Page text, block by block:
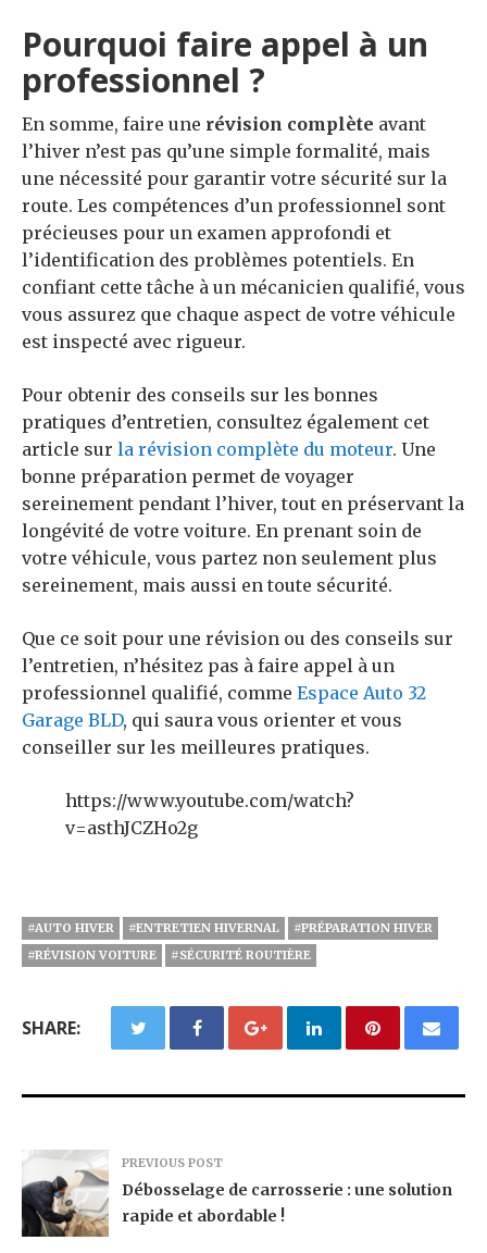
Pourquoi faire appel à un
professionnel ?
En somme, faire une révision complète avant
l’hiver n’est pas qu’une simple formalité, mais
une nécessité pour garantir votre sécurité sur la
route. Les compétences d’un professionnel sont
précieuses pour un examen approfondi et
l’identification des problèmes potentiels. En
confiant cette tâche à un mécanicien qualifié, vous
vous assurez que chaque aspect de votre véhicule
est inspecté avec rigueur.
Pour obtenir des conseils sur les bonnes
pratiques d’entretien, consultez également cet
article sur la révision complète du moteur. Une
bonne préparation permet de voyager
sereinement pendant l’hiver, tout en préservant la
longévité de votre voiture. En prenant soin de
votre véhicule, vous partez non seulement plus
sereinement, mais aussi en toute sécurité.
Que ce soit pour une révision ou des conseils sur
l’entretien, n’hésitez pas à faire appel à un
professionnel qualifié, comme Espace Auto 32
Garage BLD, qui saura vous orienter et vous
conseiller sur les meilleures pratiques.
https://www.youtube.com/watch?
v=asthJCZHo2g
#AUTO HIVER #ENTRETIEN HIVERNAL
#PRÉPARATION HIVER
#RÉVISION VOITURE
#SÉCURITÉ ROUTIÈRE
SHARE:
PREVIOUS POST
Débosselage de carrosserie : une solution
rapide et abordable !